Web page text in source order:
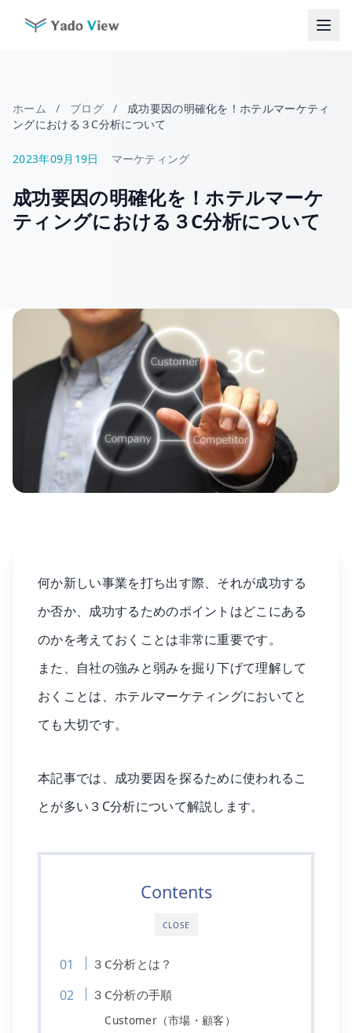
ホーム / ブログ /
成功要因の明確化を！ホテルマーケティ
ングにおける３C分析について
2023年09月19日 マーケティング
成功要因の明確化を！ホテルマーケ
ティングにおける３C分析について
何か新しい事業を打ち出す際、それが成功する
か否か、成功するためのポイントはどこにある
のかを考えておくことは非常に重要です。
また、自社の強みと弱みを掘り下げて理解して
おくことは、ホテルマーケティングにおいてと
ても大切です。
本記事では、成功要因を探るために使われるこ
とが多い３C分析について解説します。
CLOSE
Contents
３C分析とは？
３C分析の手順
Customer（市場・顧客）